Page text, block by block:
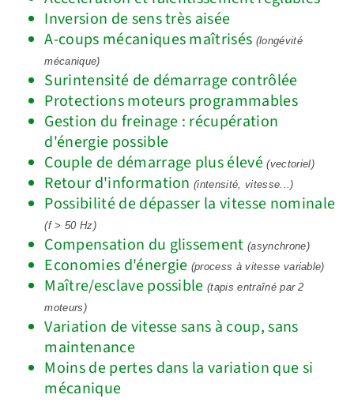
Inversion de sens très aisée
A-coups mécaniques maîtrisés (longévité
mécanique)
Surintensité de démarrage contrôlée
Protections moteurs programmables
Gestion du freinage : récupération
d'énergie possible
Couple de démarrage plus élevé(vectoriel)
Retour d'information(intensité, vitesse...)
Possibilité de dépasser la vitesse nominale
(f > 50 Hz)
Compensation du glissement(asynchrone)
Economies d'énergie (process à vitesse variable)
Maître/esclave possible(tapis entraîné par 2
moteurs)
Variation de vitesse sans à coup, sans
maintenance
Moins de pertes dans la variation que si
mécanique